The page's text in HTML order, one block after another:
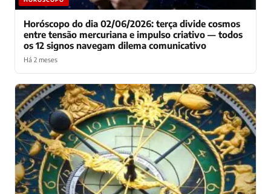
Horóscopo do dia 02/06/2026: terça divide cosmos
entre tensão mercuriana e impulso criativo — todos
os 12 signos navegam dilema comunicativo
Há 2 meses